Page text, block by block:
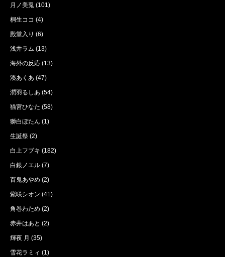
月ノ美兎 (101)
桐生ココ (4)
殿堂入り (6)
浅井ラム (13)
海外の反応 (13)
湊あくあ (47)
潤羽るしあ (54)
猫宮ひなた (58)
獅白ぼたん (1)
生誕祭 (2)
白上フブキ (182)
白銀ノエル (7)
百鬼あやめ (2)
紫咲シオン (41)
角巻わため (2)
赤井はあと (2)
輝夜 月 (35)
雪花ラミィ (1)